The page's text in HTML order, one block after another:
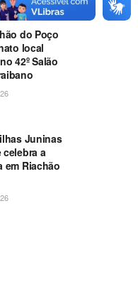
do Poço
local
42º Salão
Juninas
a
Riachão